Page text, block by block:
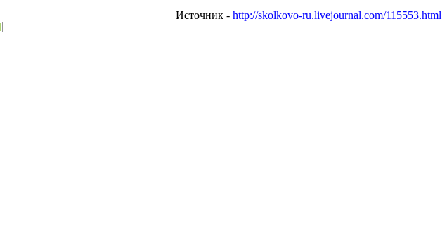
Источник - http://skolkovo-ru.livejournal.com/115553.html